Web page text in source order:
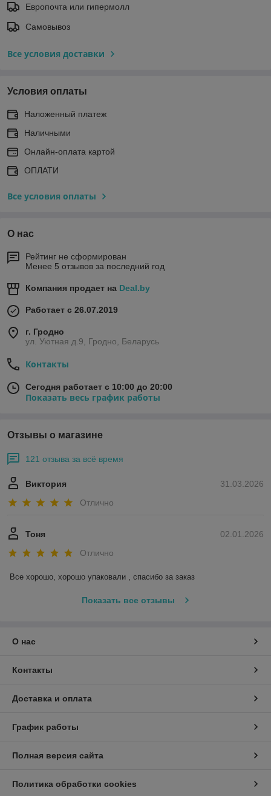
Европочта или гипермолл
Самовывоз
Все условия доставки
Условия оплаты
Наложенный платеж
Наличными
Онлайн-оплата картой
ОПЛАТИ
Все условия оплаты
О нас
Рейтинг не сформирован
Менее 5 отзывов за последний год
Компания продает на Deal.by
Работает с 26.07.2019
г. Гродно
ул. Уютная д.9, Гродно, Беларусь
Контакты
Сегодня работает с 10:00 до 20:00
Показать весь график работы
Отзывы о магазине
121 отзыва за всё время
31.03.2026
Виктория
Отлично
02.01.2026
Тоня
Отлично
Все хорошо, хорошо упаковали , спасибо за заказ
Показать все отзывы
О нас
Контакты
Доставка и оплата
График работы
Полная версия сайта
Политика обработки cookies